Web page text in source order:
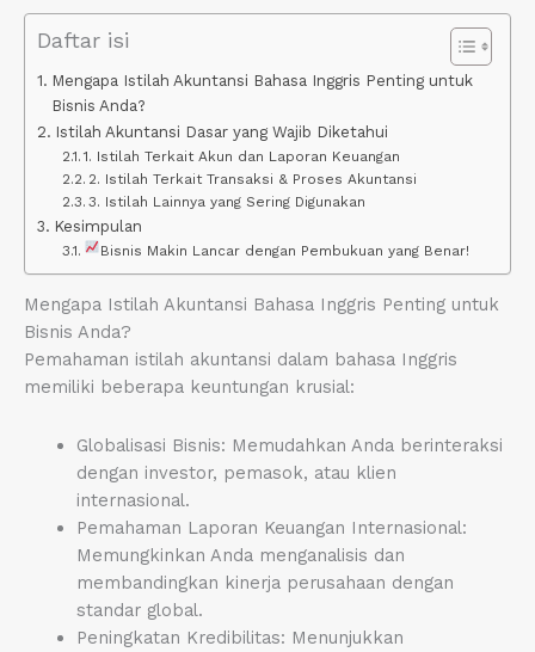
Daftar isi
Mengapa Istilah Akuntansi Bahasa Inggris Penting untuk
Bisnis Anda?
Istilah Akuntansi Dasar yang Wajib Diketahui
1. Istilah Terkait Akun dan Laporan Keuangan
2. Istilah Terkait Transaksi & Proses Akuntansi
3. Istilah Lainnya yang Sering Digunakan
Kesimpulan
Bisnis Makin Lancar dengan Pembukuan yang Benar!
Mengapa Istilah Akuntansi Bahasa Inggris Penting untuk
Bisnis Anda?
Pemahaman istilah akuntansi dalam bahasa Inggris
memiliki beberapa keuntungan krusial:
Globalisasi Bisnis: Memudahkan Anda berinteraksi
dengan investor, pemasok, atau klien
internasional.
Pemahaman Laporan Keuangan Internasional:
Memungkinkan Anda menganalisis dan
membandingkan kinerja perusahaan dengan
standar global.
Peningkatan Kredibilitas: Menunjukkan